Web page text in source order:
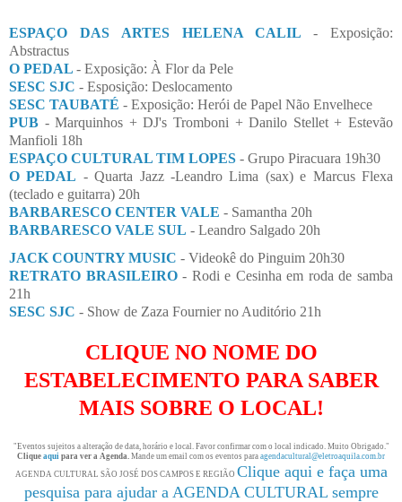
ESPAÇO DAS ARTES HELENA CALIL
- Exposição:
Abstractus
O PEDAL - Exposição: À Flor da Pele
SESC SJC - Esposição: Deslocamento
SESC TAUBATÉ - Exposição: Herói de Papel Não Envelhece
PUB - Marquinhos + DJ's Tromboni + Danilo Stellet + Estevão
Manfioli 18h
ESPAÇO CULTURAL TIM LOPES - Grupo Piracuara 19h30
O PEDAL - Quarta Jazz -Leandro Lima (sax) e Marcus Flexa
(teclado e guitarra) 20h
BARBARESCO CENTER VALE - Samantha 20h
BARBARESCO VALE SUL - Leandro Salgado 20h
JACK COUNTRY MUSIC - Videokê do Pinguim 20h30
RETRATO BRASILEIRO- Rodi e Cesinha em roda de samba
21h
SESC SJC - Show de Zaza Fournier no Auditório 21h
CLIQUE NO NOME DO
ESTABELECIMENTO PARA SABER
MAIS SOBRE O LOCAL!
"Eventos sujeitos a alteração de data, horário e local. Favor confirmar com o local indicado. Muito Obrigado."
Clique aqui para ver a Agenda. Mande um email com os eventos para agendacultural@eletroaquila.com.br
AGENDA CULTURAL SÃO JOSÉ DOS CAMPOS E REGIÃO Clique aqui e faça uma
pesquisa para ajudar a AGENDA CULTURAL sempre